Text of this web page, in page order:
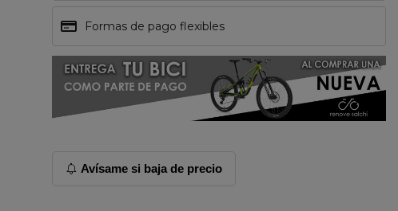
Formas de pago flexibles
Avísame si baja de precio